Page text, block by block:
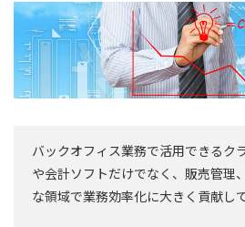
バックオフィス業務で活用できるク
や会計ソフトだけでなく、販売管理
な領域で業務効率化に大きく貢献し